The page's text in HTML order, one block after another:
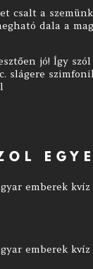
csalt a
dala a
jó! Így szól
slágere
emberek
emberek